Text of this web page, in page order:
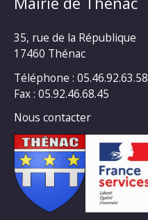
35, rue de la République
17460 Thénac
Téléphone : 05.46.92.63.58
Fax : 05.92.46.68.45
Nous contacter